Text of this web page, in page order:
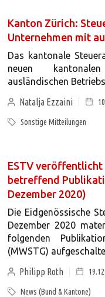
Kanton Zürich:
Unternehmen mit
Das kantonale
neuen
ausländischen
Natalja Ezzaini
Sonstige Mitteilungen
ESTV
betreffend
Dezember 2020)
Die Eidgenössische
Dezember 2020
folgenden
(MWSTG)
Philipp Roth
News (Bund & Kantone)